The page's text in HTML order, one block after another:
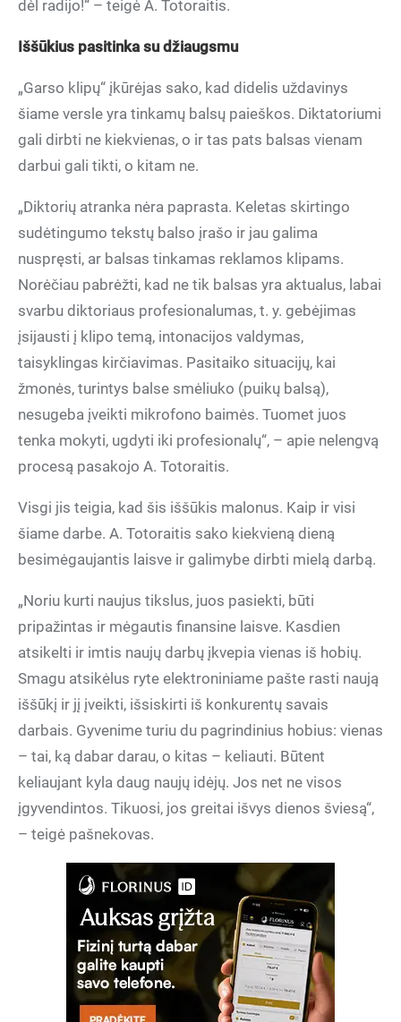
dėl radijo!“ – teigė A. Totoraitis.
Iššūkius pasitinka su džiaugsmu
„Garso klipų“ įkūrėjas sako, kad didelis uždavinys
šiame versle yra tinkamų balsų paieškos. Diktatoriumi
gali dirbti ne kiekvienas, o ir tas pats balsas vienam
darbui gali tikti, o kitam ne.
„Diktorių atranka nėra paprasta. Keletas skirtingo
sudėtingumo tekstų balso įrašo ir jau galima
nuspręsti, ar balsas tinkamas reklamos klipams.
Norėčiau pabrėžti, kad ne tik balsas yra aktualus, labai
svarbu diktoriaus profesionalumas, t. y. gebėjimas
įsijausti į klipo temą, intonacijos valdymas,
taisyklingas kirčiavimas. Pasitaiko situacijų, kai
žmonės, turintys balse smėliuko (puikų balsą),
nesugeba įveikti mikrofono baimės. Tuomet juos
tenka mokyti, ugdyti iki profesionalų“, – apie nelengvą
procesą pasakojo A. Totoraitis.
Visgi jis teigia, kad šis iššūkis malonus. Kaip ir visi
šiame darbe. A. Totoraitis sako kiekvieną dieną
besimėgaujantis laisve ir galimybe dirbti mielą darbą.
„Noriu kurti naujus tikslus, juos pasiekti, būti
pripažintas ir mėgautis finansine laisve. Kasdien
atsikelti ir imtis naujų darbų įkvepia vienas iš hobių.
Smagu atsikėlus ryte elektroniniame pašte rasti naują
iššūkį ir jį įveikti, išsiskirti iš konkurentų savais
darbais. Gyvenime turiu du pagrindinius hobius: vienas
– tai, ką dabar darau, o kitas – keliauti. Būtent
keliaujant kyla daug naujų idėjų. Jos net ne visos
įgyvendintos. Tikuosi, jos greitai išvys dienos šviesą“,
– teigė pašnekovas.